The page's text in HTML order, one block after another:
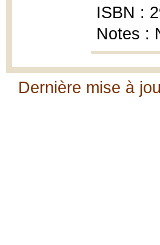
ISBN :
Notes :
Dernière mise à